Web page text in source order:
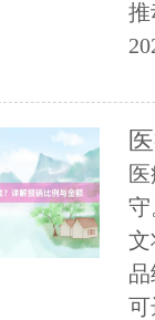
推
守
文